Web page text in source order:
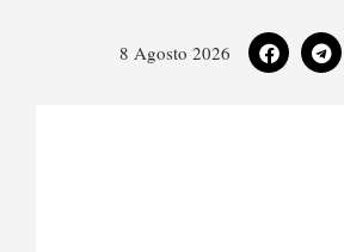
8 Agosto 2026